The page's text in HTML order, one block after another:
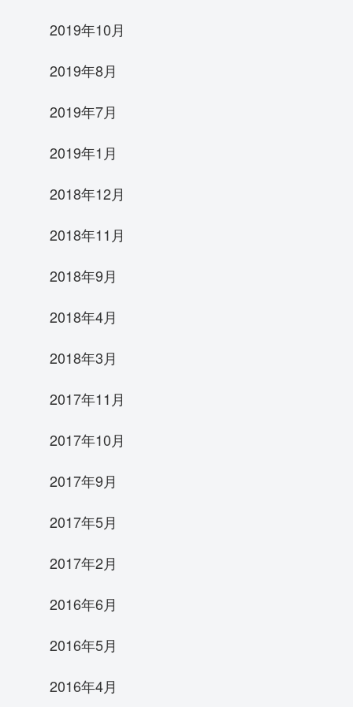
2019年10月
2019年8月
2019年7月
2019年1月
2018年12月
2018年11月
2018年9月
2018年4月
2018年3月
2017年11月
2017年10月
2017年9月
2017年5月
2017年2月
2016年6月
2016年5月
2016年4月